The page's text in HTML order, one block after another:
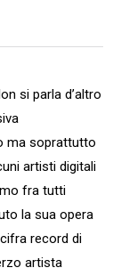
si parla d’altro
ma soprattutto
artisti digitali
fra tutti
la sua opera
record di
artista